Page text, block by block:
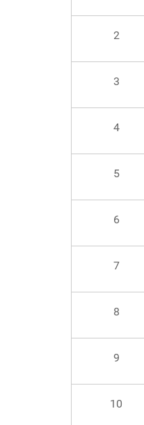
2
3
4
5
6
7
8
9
10